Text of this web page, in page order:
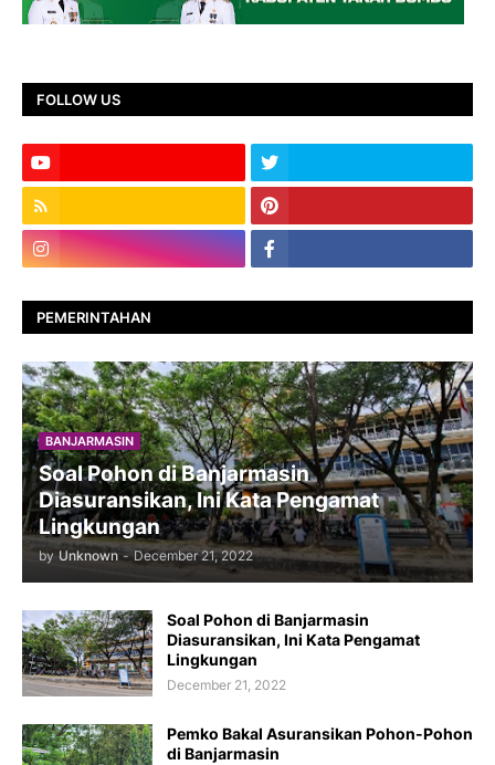
FOLLOW US
PEMERINTAHAN
BANJARMASIN
Soal Pohon di Banjarmasin
Diasuransikan, Ini Kata Pengamat
Lingkungan
by Unknown - December 21, 2022
Soal Pohon di Banjarmasin
Diasuransikan, Ini Kata Pengamat
Lingkungan
December 21, 2022
Pemko Bakal Asuransikan Pohon-Pohon
di Banjarmasin